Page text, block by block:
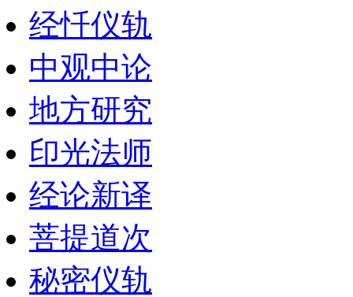
经忏仪轨
中观中论
地方研究
印光法师
经论新译
菩提道次
秘密仪轨